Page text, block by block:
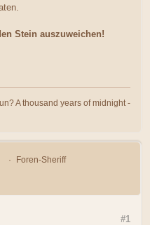
Stein auszuweichen!
A thousand years of midnight -
Foren-Sheriff
#1